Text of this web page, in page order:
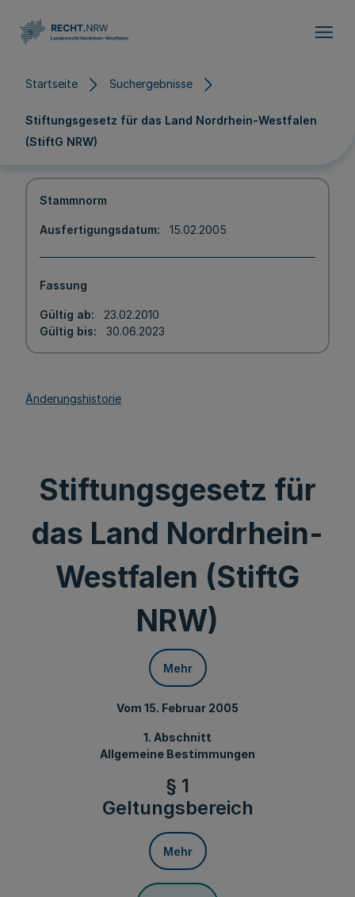
Startseite Suchergebnisse
Stiftungsgesetz für das Land Nordrhein-Westfalen
(StiftG NRW)
Stammnorm
Ausfertigungsdatum 15.02.2005
Fassung
Gültig ab
23.02.2010
Gültig bis
30.06.2023
Änderungshistorie
Stiftungsgesetz für
das Land Nordrhein-
Westfalen (StiftG
NRW)
Mehr
Vom 15. Februar 2005
1. Abschnitt
Allgemeine Bestimmungen
§ 1
Geltungsbereich
Mehr